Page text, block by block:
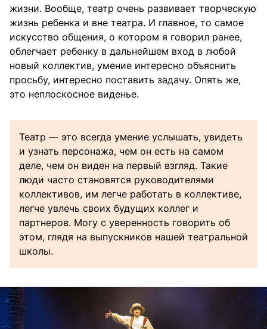
жизни. Вообще, театр очень развивает творческую
жизнь ребенка и вне театра. И главное, то самое
искусство общения, о котором я говорил ранее,
облегчает ребенку в дальнейшем вход в любой
новый коллектив, умение интересно объяснить
просьбу, интересно поставить задачу. Опять же,
это неплоскосное виденье.
Театр — это всегда умение услышать, увидеть
и узнать персонажа, чем он есть на самом
деле, чем он виден на первый взгляд. Такие
люди часто становятся руководителями
коллективов, им легче работать в коллективе,
легче увлечь своих будущих коллег и
партнеров. Могу с уверенность говорить об
этом, глядя на выпускников нашей театральной
школы.